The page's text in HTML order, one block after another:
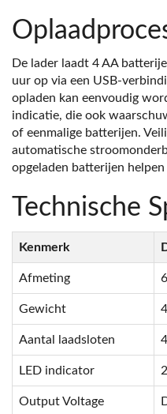
De lader laadt 4 AA
uur op via een USB-
opladen kan eenvoudig
indicatie, die ook
of eenmalige batterijen.
automatische
opgeladen batterijen
Technische
Kenmerk
Afmeting
Gewicht
Aantal laadsloten 4
LED indicator
Output Voltage